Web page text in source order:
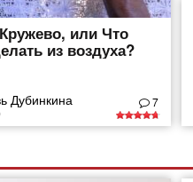
или Что
из воздуха?
Дубинкина 7